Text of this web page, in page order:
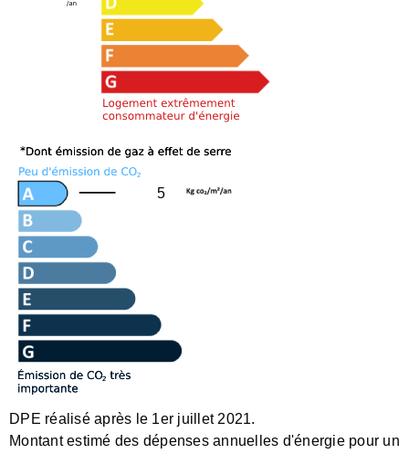
5
DPE réalisé après le 1er juillet 2021.
Montant estimé des dépenses annuelles d'énergie pour un